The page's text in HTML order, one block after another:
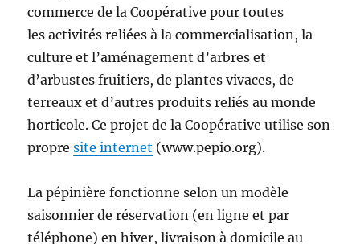
commerce de la Coopérative pour toutes
les activités reliées à la commercialisation, la
culture et l’aménagement d’arbres et
d’arbustes fruitiers, de plantes vivaces, de
terreaux et d’autres produits reliés au monde
horticole. Ce projet de la Coopérative utilise son
propresite internet (www.pepio.org).
La pépinière fonctionne selon un modèle
saisonnier de réservation (en ligne et par
téléphone) en hiver, livraison à domicile au